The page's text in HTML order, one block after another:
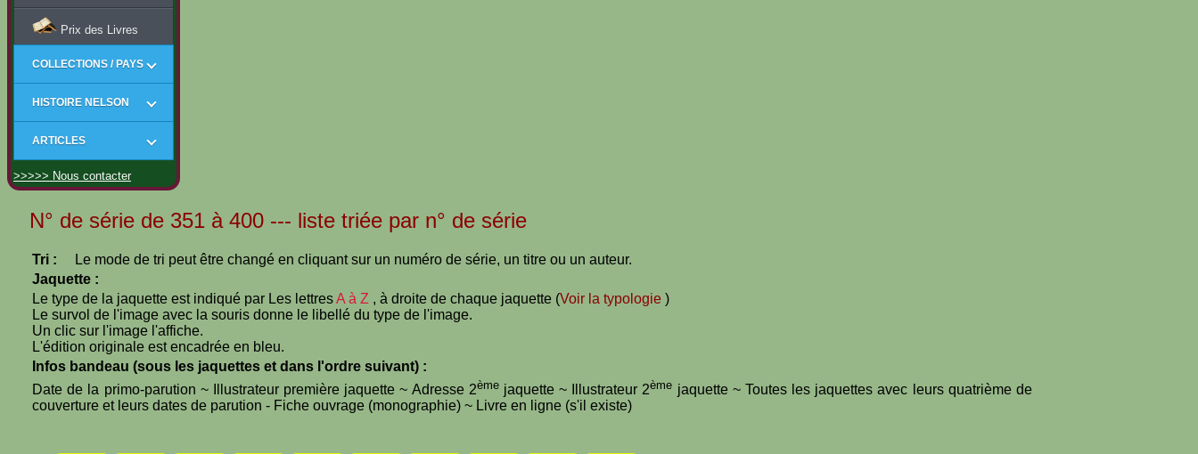
Prix des Livres
COLLECTIONS / PAYS
HISTOIRE NELSON
ARTICLES
>>>>> Nous contacter
N° de série de 351 à 400 --- liste triée par n° de série
Tri :
Le mode de tri peut être changé en cliquant sur un numéro de série, un titre ou un auteur.
Jaquette :
Le type de la jaquette est indiqué par Les lettresA à Z , à droite de chaque jaquette (Voir la typologie )
Le survol de l'image avec la souris donne le libellé du type de l'image.
Un clic sur l'image l'affiche.
L'édition originale est encadrée en bleu.
Infos bandeau (sous les jaquettes et dans l'ordre suivant) :
Date de la primo-parution ~ Illustrateur première jaquette ~ Adresse 2èmejaquette ~ Illustrateur 2ème jaquette ~ Toutes les jaquettes avec leurs quatrième de
couverture et leurs dates de parution - Fiche ouvrage (monographie) ~ Livre en ligne (s'il existe)